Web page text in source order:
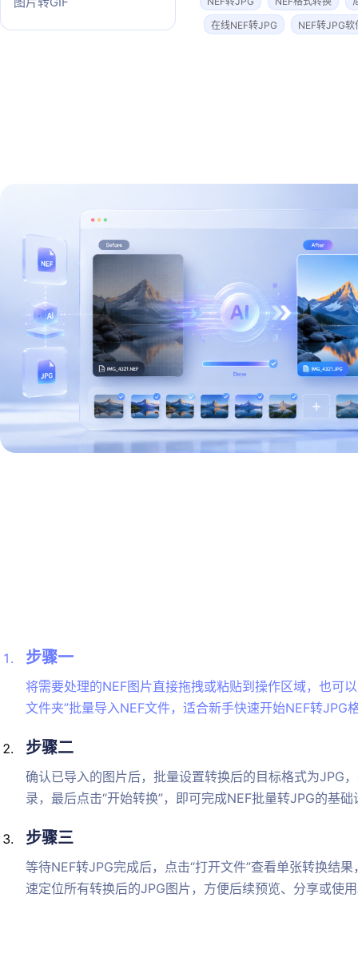
图片转TGA
图片转PCX
图片转Base64
在线NEF转JPG
NEF转JPG软
步骤一
将需要处理的NEF图片直接拖拽或粘贴到操作区域，也可
文件夹”批量导入NEF文件，适合新手快速开始NEF转JPG
步骤二
确认已导入的图片后，批量设置转换后的目标格式为JPG
录，最后点击“开始转换”，即可完成NEF批量转JPG的基础
步骤三
等待NEF转JPG完成后，点击“打开文件”查看单张转换结果
速定位所有转换后的JPG图片，方便后续预览、分享或使